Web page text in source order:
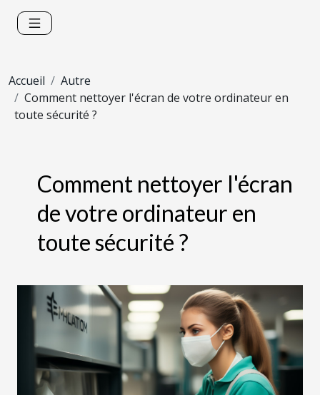
Accueil
Autre
Comment nettoyer l'écran de votre ordinateur en
toute sécurité ?
Comment nettoyer l'écran
de votre ordinateur en
toute sécurité ?